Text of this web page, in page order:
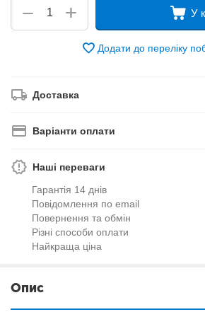
+
− У
Додати до переліку
Доставка
Варіанти оплати
Наші переваги
Гарантія 14 днів
Повідомлення по email
Повернення та обмін
Різні способи оплати
Найкраща ціна
Опис